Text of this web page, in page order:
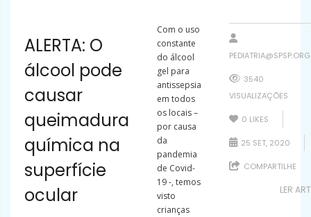
ALERTA: O
álcool pode
causar
queimadura
química na
superfície
ocular
Com o uso
constante
do álcool
gel para
antissepsia
em todos
os locais –
por causa
da
pandemia
de Covid-
19 -, temos
visto
crianças
3540
VISUALIZAÇÕES
0 LIKES
25 SET, 2020
COMPARTILHE
LER